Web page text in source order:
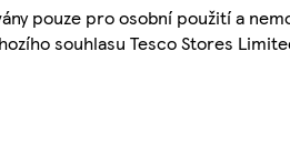
pouze pro osobní použití a
souhlasu Tesco Stores